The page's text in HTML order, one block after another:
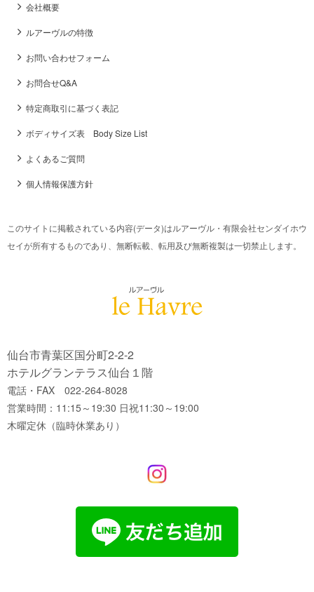
会社概要
ルアーヴルの特徴
お問い合わせフォーム
お問合せQ&A
特定商取引に基づく表記
ボディサイズ表 Body Size List
よくあるご質問
個人情報保護方針
このサイトに掲載されている内容(データ)はルアーヴル・有限会社センダイホウ
セイが所有するものであり、無断転載、転用及び無断複製は一切禁止します。
仙台市青葉区国分町2-2-2
ホテルグランテラス仙台１階
電話・FAX 022-264-8028
営業時間：11:15～19:30 日祝11:30～19:00
木曜定休（臨時休業あり）